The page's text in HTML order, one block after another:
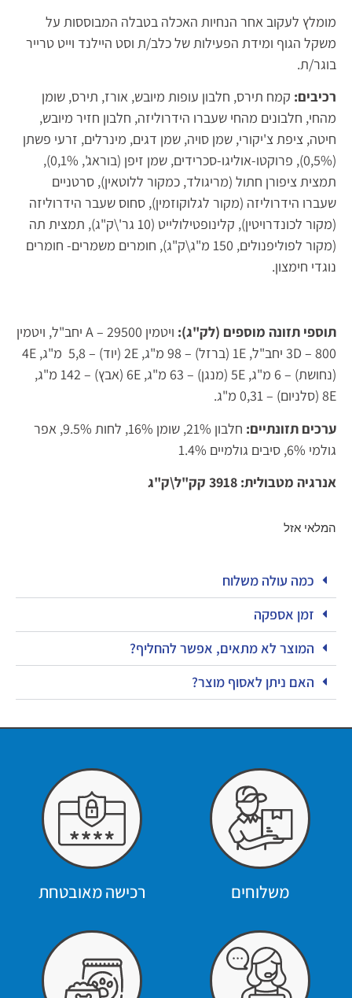
מומלץ לעקוב אחר הנחיות האכלה בטבלה המבוססות על
משקל הגוף ומידת הפעילות של כלב/ת וסט היילנד וייט טרייר
בוגר/ת.
רכיבים: קמח תירס, חלבון עופות מיובש, אורז, תירס, שומן
מהחי, חלבונים מהחי שעברו הידרוליזה, חלבון חזיר מיובש,
חיטה, ציפת צ'יקורי, שמן סויה, שמן דגים, מינרלים, זרעי פשתן
(0,5%), פרוקטו-אוליגו-סכרידים, שמן זיפן (בוראג', 0,1%),
תמצית ציפורן חתול (מריגולד, כמקור ללוטאין), סרטניים
שעברו הידרוליזה (מקור לגלוקוזמין), סחוס שעבר הידרוליזה
(מקור לכונדרויטין), קלינופטילולייט (10 גר'\ק"ג), תמצית תה
(מקור לפוליפנולים, 150 מ"ג\ק"ג), חומרים משמרים- חומרים
נוגדי חימצון.
תוספי תזונה מוספים (לק"ג):
ויטמין A – 29500 יחב"ל, ויטמין
3D – 800 יחב"ל, 1E (ברזל) – 98 מ"ג, 2E (יוד) – 5,8 מ"ג, 4E
(נחושת) – 6 מ"ג, 5E (מנגן) – 63 מ"ג, 6E (אבץ) – 142 מ"ג,
8E (סלניום) – 0,31 מ"ג.
ערכים תזונתיים:
חלבון 21%, שומן 16%, לחות 9.5%, אפר
גולמי 6%, סיבים גולמיים 1.4%
אנרגיה מטבולית: 3918 קק"ל\ק"ג
המלאי אזל
כמה עולה משלוח
זמן אספקה
המוצר לא מתאים, אפשר להחליף?
האם ניתן לאסוף מוצר?
משלוחים רכישה מאובטחת